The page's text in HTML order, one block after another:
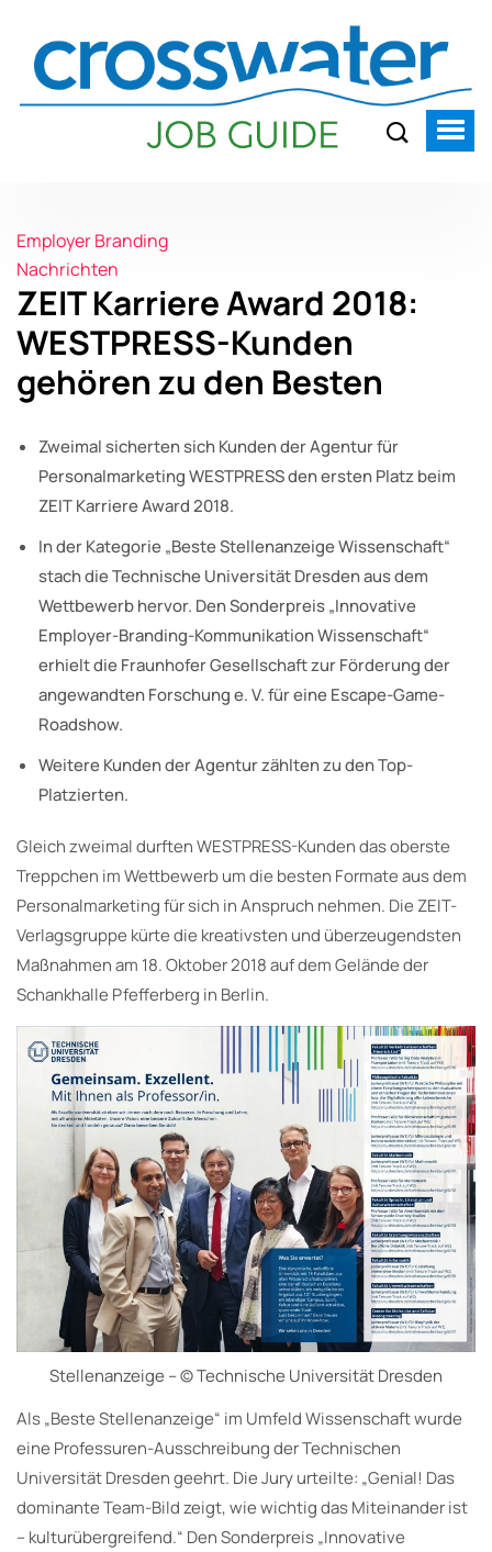
Employer Branding
Nachrichten
ZEIT Karriere Award 2018:
WESTPRESS-Kunden
gehören zu den Besten
Zweimal sicherten sich Kunden der Agentur für
Personalmarketing WESTPRESS den ersten Platz beim
ZEIT Karriere Award 2018.
In der Kategorie „Beste Stellenanzeige Wissenschaft“
stach die Technische Universität Dresden aus dem
Wettbewerb hervor. Den Sonderpreis „Innovative
Employer-Branding-Kommunikation Wissenschaft“
erhielt die Fraunhofer Gesellschaft zur Förderung der
angewandten Forschung e. V. für eine Escape-Game-
Roadshow.
Weitere Kunden der Agentur zählten zu den Top-
Platzierten.
Gleich zweimal durften WESTPRESS-Kunden das oberste
Treppchen im Wettbewerb um die besten Formate aus dem
Personalmarketing für sich in Anspruch nehmen. Die ZEIT-
Verlagsgruppe kürte die kreativsten und überzeugendsten
Maßnahmen am 18. Oktober 2018 auf dem Gelände der
Schankhalle Pfefferberg in Berlin.
Stellenanzeige – © Technische Universität Dresden
Als „Beste Stellenanzeige“ im Umfeld Wissenschaft wurde
eine Professuren-Ausschreibung der Technischen
Universität Dresden geehrt. Die Jury urteilte: „Genial! Das
dominante Team-Bild zeigt, wie wichtig das Miteinander ist
– kulturübergreifend.“ Den Sonderpreis „Innovative